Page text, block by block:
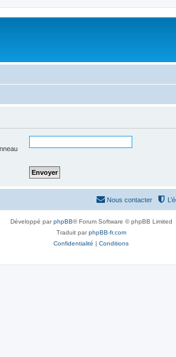
Nous contacter
Développé parphpBB® Forum Software © phpBB Limited
Traduit parphpBB-fr.com
Confidentialité | Conditions